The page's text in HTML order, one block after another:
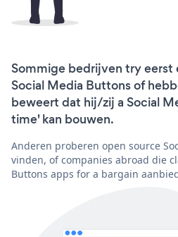
Sommige bedrijven try eerst
Social Media Buttons of
beweert dat hij/zij a Social
time' kan bouwen.
Anderen proberen open source
vinden, of companies abroad die
Buttons apps for a bargain